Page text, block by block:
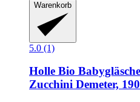
Warenkorb
5.0 (1)
Holle Bio
Zucchini Demeter,